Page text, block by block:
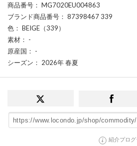
商品番号 ： MG7020EU004863
ブランド商品番号 ： 87398467 339
色 ： BEIGE（339）
素材 ： -
原産国 ： -
シーズン ： 2026年 春夏
紹介プロ